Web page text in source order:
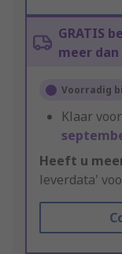
GRATIS
meer dan
Voorradig
Klaar
Heeft u
leverdata'